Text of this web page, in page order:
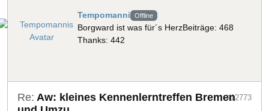
Tempomanni Offline
Borgward ist was für´s HerzBeiträge: 468
Thanks: 442
Re: Aw: kleines Kennenlerntreffen Bremen#12773